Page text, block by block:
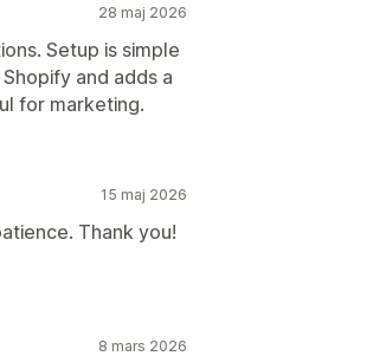
28 maj 2026
Setup is simple
and adds a
for marketing.
15 maj 2026
Thank you!
8 mars 2026